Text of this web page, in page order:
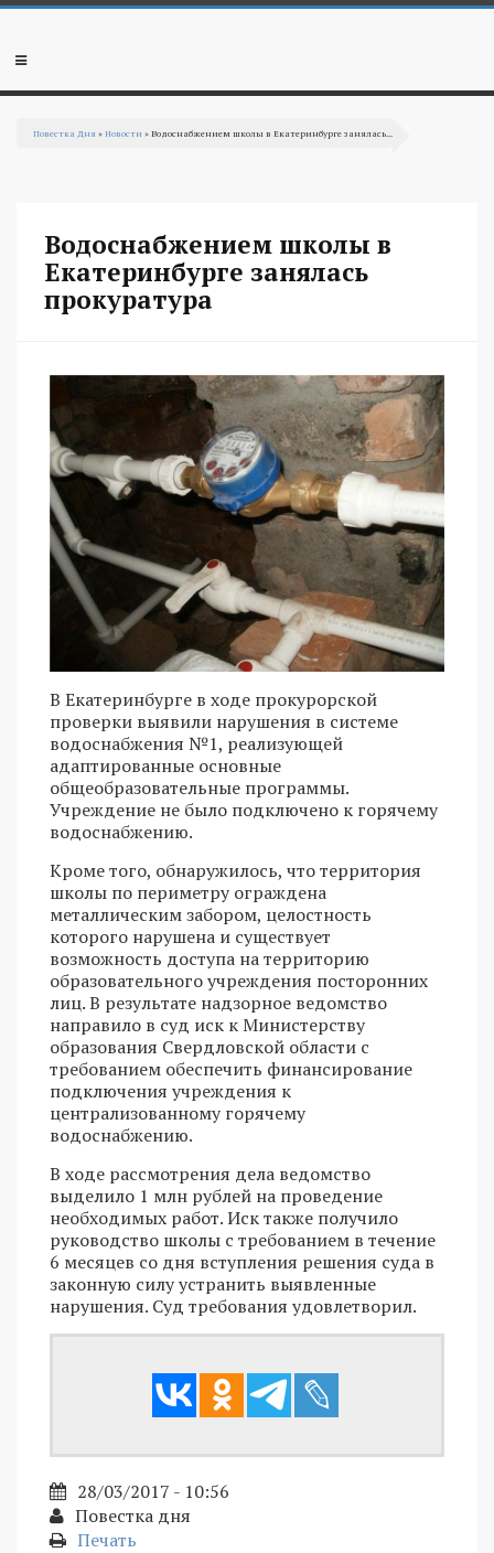
Перейти к основному содержанию
Мобильное
Повестка Дня »Новости » Водоснабжением школы в Екатеринбурге занялась...
Водоснабжением школы в
Екатеринбурге занялась
прокуратура
В Екатеринбурге в ходе прокурорской
проверки выявили нарушения в системе
водоснабжения №1, реализующей
адаптированные основные
общеобразовательные программы.
Учреждение не было подключено к горячему
водоснабжению.
Кроме того, обнаружилось, что территория
школы по периметру ограждена
металлическим забором, целостность
которого нарушена и существует
возможность доступа на территорию
образовательного учреждения посторонних
лиц. В результате надзорное ведомство
направило в суд иск к Министерству
образования Свердловской области с
требованием обеспечить финансирование
подключения учреждения к
централизованному горячему
водоснабжению.
В ходе рассмотрения дела ведомство
выделило 1 млн рублей на проведение
необходимых работ. Иск также получило
руководство школы с требованием в течение
6 месяцев со дня вступления решения суда в
законную силу устранить выявленные
нарушения. Суд требования удовлетворил.
28/03/2017 - 10:56
Повестка дня
Печать